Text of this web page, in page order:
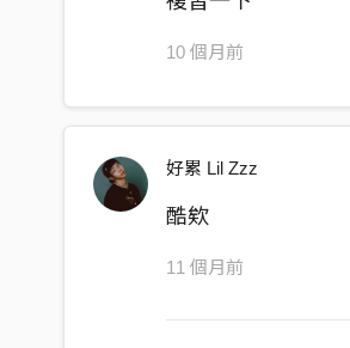
就算想你也會藏在心底
懷念你的那個笑容
從不缺席那個包容
盡我所能給出我所有最好的
這段感情就像是睡著了
10 個月前
好累 Lil Zzz
酷欸
11 個月前